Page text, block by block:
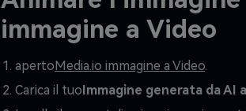
immagine a Video
apertoMedia.io immagine a Video.
Carica il tuoImmagine generata da AI